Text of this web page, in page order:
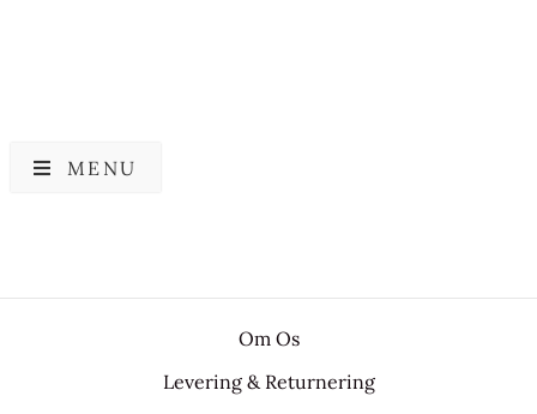
MENU
Om Os
Levering & Returnering